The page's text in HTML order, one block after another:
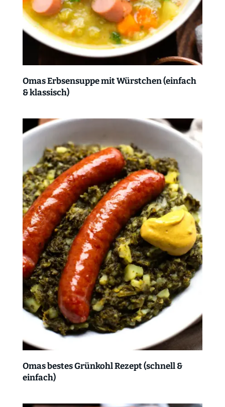
Omas Erbsensuppe mit Würstchen (einfach
& klassisch)
Omas bestes Grünkohl Rezept (schnell &
einfach)